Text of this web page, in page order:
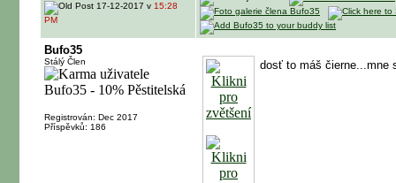
17-12-2017 v 15:28
PM
Bufo35
Stálý Člen
Registrován: Dec 2017
Příspěvků: 186
dosť to máš čierne...mne